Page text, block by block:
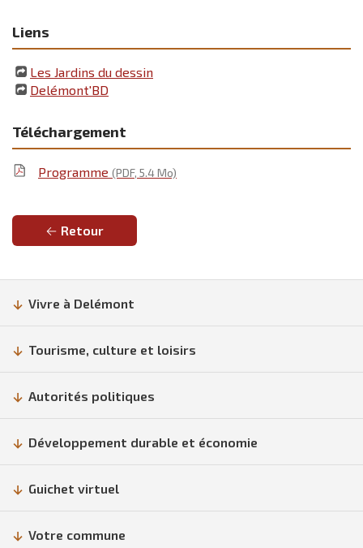
Liens
Les Jardins du dessin
Delémont'BD
Téléchargement
Programme (PDF, 5.4 Mo)
Retour
Vivre à Delémont
Tourisme, culture et loisirs
Autorités politiques
Développement durable et économie
Guichet virtuel
Votre commune